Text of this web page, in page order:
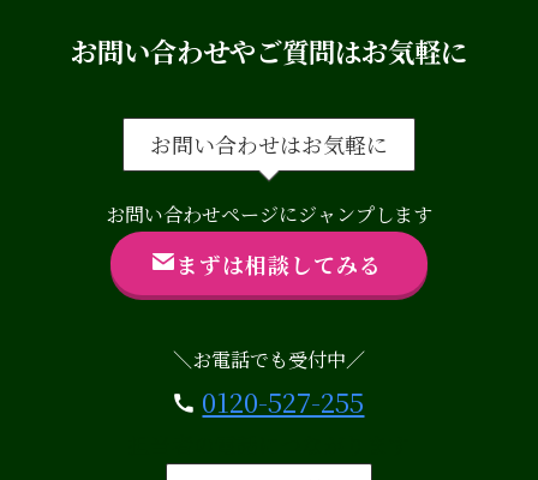
お問い合わせやご質問はお気軽に
お問い合わせはお気軽に
お問い合わせページにジャンプします
まずは相談してみる
＼お電話でも受付中／
0120-527-255